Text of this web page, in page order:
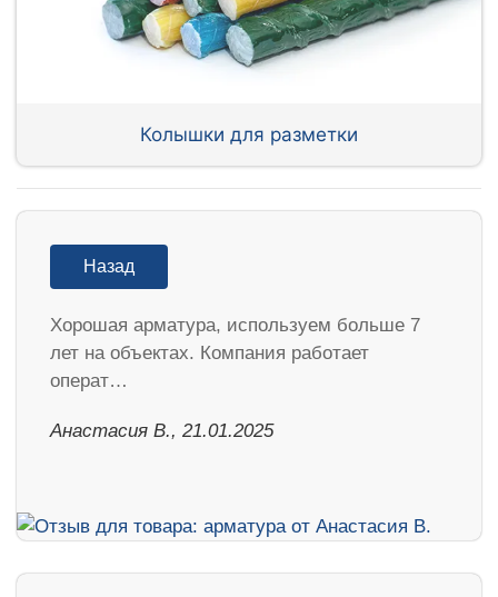
Колышки для разметки
Назад
Хорошая арматура, используем больше 7
лет на объектах. Компания работает
операт…
Анастасия В., 21.01.2025